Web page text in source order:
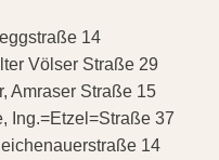
14
Völser Straße 29
Amraser Straße 15
Ing.=Etzel=Straße 37
14